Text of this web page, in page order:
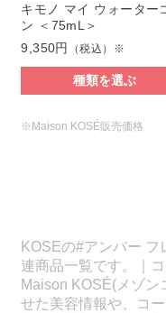
キモノ マイ ウォーター
ン ＜75mL＞
9,350円
（税込）※
種類を選ぶ
※Maison KOSÉ販売価格
KOSEの#アンバー フ
連商品一覧です。｜
Maison KOSÉ(メゾン
せた美容情報や、コ